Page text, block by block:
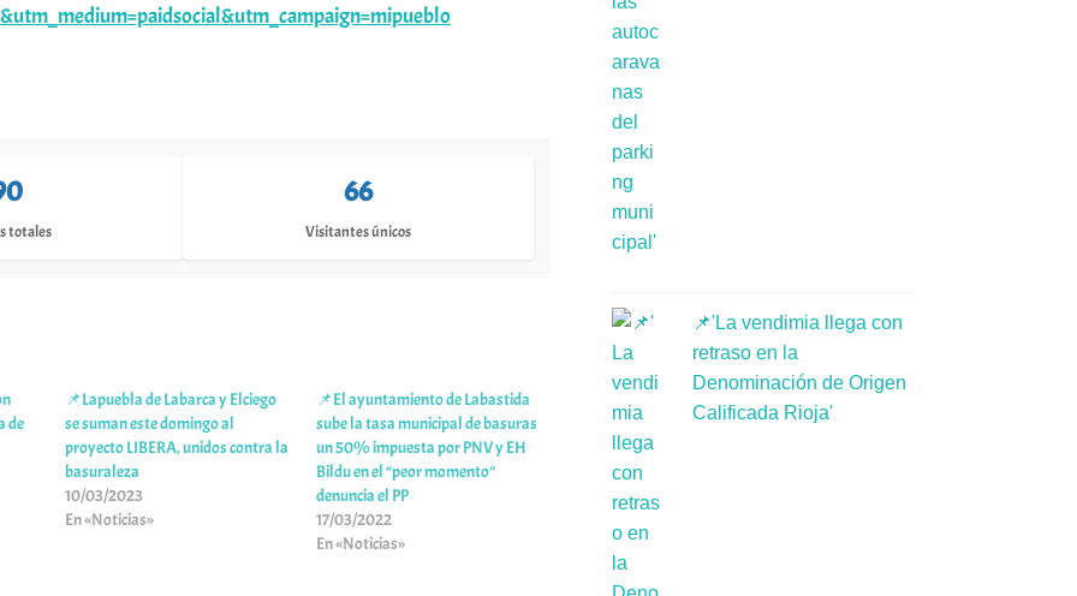
totales
66
Visitantes únicos
de
📌Lapuebla de Labarca y Elciego
se suman este domingo al
proyecto LIBERA, unidos contra la
basuraleza
10/03/2023
En «Noticias»
📌El ayuntamiento de Labastida
sube la tasa municipal de basuras
un 50% impuesta por PNV y EH
Bildu en el “peor momento”
denuncia el PP
17/03/2022
En «Noticias»
📌'La vendimia llega con
retraso en la
Denominación de Origen
Calificada Rioja'